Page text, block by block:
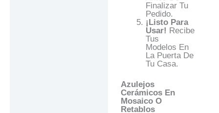
Finalizar Tu
Pedido.
¡Listo Para
Usar! Recibe
Tus
Modelos En
La Puerta De
Tu Casa.
Azulejos
Cerámicos En
Mosaico O
Retablos